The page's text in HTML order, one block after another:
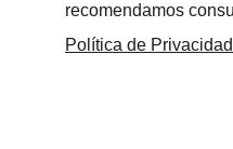
recomendamos
Política de Privacidad